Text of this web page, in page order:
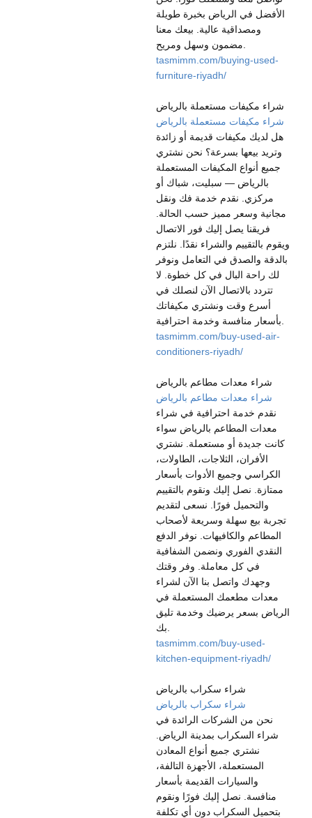
الأفضل في الرياض بخبرة طويلة
ومصداقية عالية. بيعك معنا
tasmimm.com/buying-used-
furniture-riyadh/
شراء مكيفات مستعملة بالرياض
شراء مكيفات مستعملة بالرياض
هل لديك مكيفات قديمة أو زائدة
وتريد بيعها بسرعة؟ نحن نشتري
جميع أنواع المكيفات المستعملة
بالرياض — سبليت، شباك أو
مركزي. نقدم خدمة فك ونقل
مجانية وسعر مميز حسب الحالة.
فريقنا يصل إليك فور الاتصال
ويقوم بالتقييم والشراء نقدًا. نلتزم
بالدقة والصدق في التعامل ونوفر
لك راحة البال في كل خطوة. لا
تتردد بالاتصال الآن لنصلك في
أسرع وقت ونشتري مكيفاتك
tasmimm.com/buy-used-air-
conditioners-riyadh/
شراء معدات مطاعم بالرياض
شراء معدات مطاعم بالرياض
نقدم خدمة احترافية في شراء
معدات المطاعم بالرياض سواء
كانت جديدة أو مستعملة. نشتري
الأفران، الثلاجات، الطاولات،
الكراسي وجميع الأدوات بأسعار
ممتازة. نصل إليك ونقوم بالتقييم
والتحميل فورًا. نسعى لتقديم
تجربة بيع سهلة وسريعة لأصحاب
المطاعم والكافيهات. نوفر الدفع
النقدي الفوري ونضمن الشفافية
في كل معاملة. وفر وقتك
وجهدك واتصل بنا الآن لشراء
معدات مطعمك المستعملة في
الرياض بسعر يرضيك وخدمة تليق
tasmimm.com/buy-used-
kitchen-equipment-riyadh/
شراء سكراب بالرياض
شراء سكراب بالرياض
نحن من الشركات الرائدة في
شراء السكراب بمدينة الرياض.
نشتري جميع أنواع المعادن
المستعملة، الأجهزة التالفة،
والسيارات القديمة بأسعار
منافسة. نصل إليك فورًا ونقوم
بتحميل السكراب دون أي تكلفة